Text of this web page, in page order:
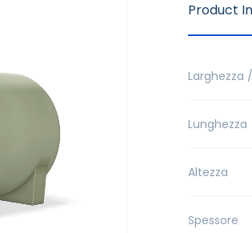
Product
Larghezza
Lunghezza
Altezza
Spessore